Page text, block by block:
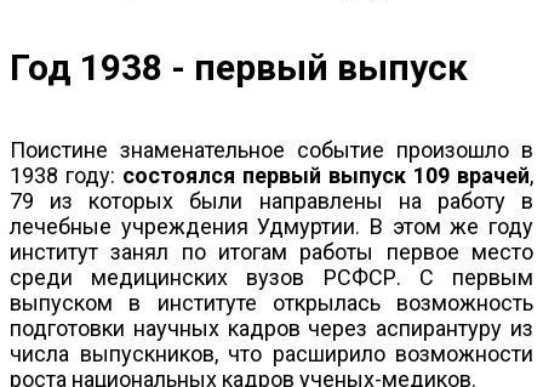
Год 1938 - первый выпуск
Поистине знаменательное событие произошло в
1938 году: состоялся первый выпуск 109 врачей,
79 из которых были направлены на работу в
лечебные учреждения Удмуртии. В этом же году
институт занял по итогам работы первое место
среди медицинских вузов РСФСР. С первым
выпуском в институте открылась возможность
подготовки научных кадров через аспирантуру из
числа выпускников, что расширило возможности
роста национальных кадров ученых-медиков.